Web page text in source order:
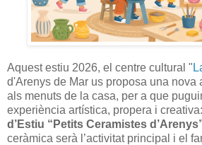
Aquest estiu 2026, el centre cultural "
d'Arenys de Mar us proposa una nova
als menuts de la casa, per a que
experiència artística, propera i
d’Estiu “Petits Ceramistes
ceràmica serà l’activitat principal i el